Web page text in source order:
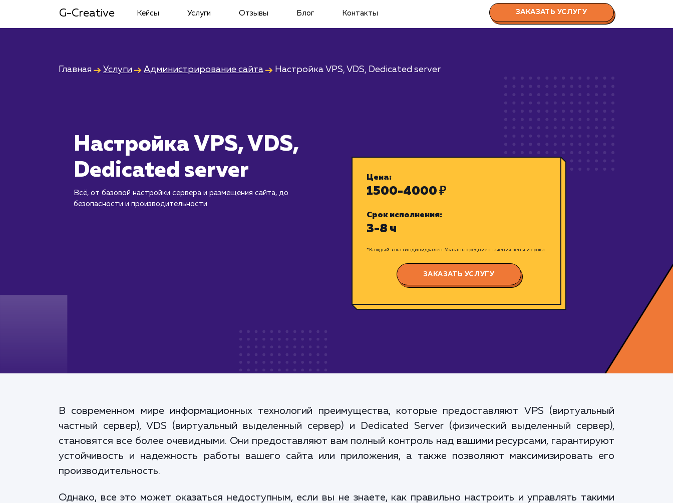
G-Creative Кейсы Услуги Отзывы Блог Контакты ЗАКАЗАТЬ УСЛУГУ
Главная Услуги Администрирование сайта Настройка VPS, VDS, Dedicated server
Настройка VPS, VDS,
Dedicated server
Всё, от базовой настройки сервера и размещения сайта, до
безопасности и производительности
Цена:
1500-4000 ₽
Срок исполнения:
3-8 ч
*Каждый заказ индивидуален. Указаны средние значения цены и срока.
ЗАКАЗАТЬ УСЛУГУ
В современном мире информационных технологий преимущества, которые предоставляют VPS (виртуальный
частный сервер), VDS (виртуальный выделенный сервер) и Dedicated Server (физический выделенный сервер),
становятся все более очевидными. Они предоставляют вам полный контроль над вашими ресурсами, гарантируют
устойчивость и надежность работы вашего сайта или приложения, а также позволяют максимизировать его
производительность.
Однако, все это может оказаться недоступным, если вы не знаете, как правильно настроить и управлять такими